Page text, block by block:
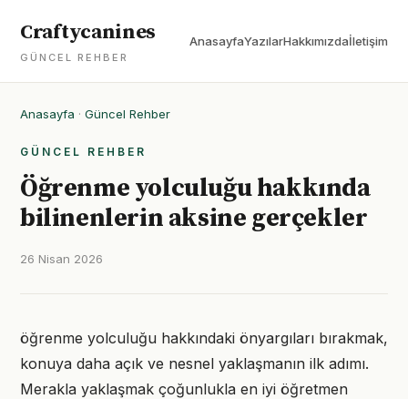
Craftycanines
GÜNCEL REHBER
AnasayfaYazılarHakkımızdaİletişim
Anasayfa · Güncel Rehber
GÜNCEL REHBER
Öğrenme yolculuğu hakkında
bilinenlerin aksine gerçekler
26 Nisan 2026
öğrenme yolculuğu hakkındaki önyargıları bırakmak,
konuya daha açık ve nesnel yaklaşmanın ilk adımı.
Merakla yaklaşmak çoğunlukla en iyi öğretmen